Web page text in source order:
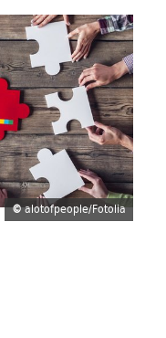
©alotofpeople/Fotolia